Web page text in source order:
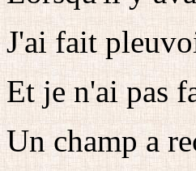
J'ai fait
Et je n'ai pas
Un champ a